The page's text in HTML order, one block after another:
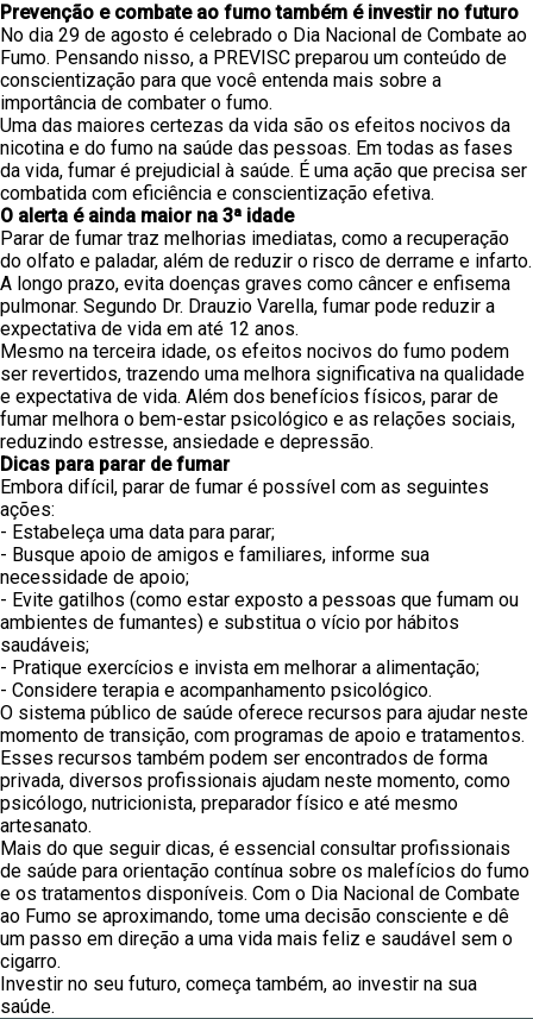
Prevenção e combate ao fumo também é investir no futuro
No dia 29 de agosto é celebrado o Dia Nacional de Combate ao
Fumo. Pensando nisso, a PREVISC preparou um conteúdo de
conscientização para que você entenda mais sobre a
importância de combater o fumo.
Uma das maiores certezas da vida são os efeitos nocivos da
nicotina e do fumo na saúde das pessoas. Em todas as fases
da vida, fumar é prejudicial à saúde. É uma ação que precisa ser
combatida com eficiência e conscientização efetiva.
O alerta é ainda maior na 3ª idade
Parar de fumar traz melhorias imediatas, como a recuperação
do olfato e paladar, além de reduzir o risco de derrame e infarto.
A longo prazo, evita doenças graves como câncer e enfisema
pulmonar. Segundo Dr. Drauzio Varella, fumar pode reduzir a
expectativa de vida em até 12 anos.
Mesmo na terceira idade, os efeitos nocivos do fumo podem
ser revertidos, trazendo uma melhora significativa na qualidade
e expectativa de vida. Além dos benefícios físicos, parar de
fumar melhora o bem-estar psicológico e as relações sociais,
reduzindo estresse, ansiedade e depressão.
Dicas para parar de fumar
Embora difícil, parar de fumar é possível com as seguintes
ações:
- Estabeleça uma data para parar;
- Busque apoio de amigos e familiares, informe sua
necessidade de apoio;
- Evite gatilhos (como estar exposto a pessoas que fumam ou
ambientes de fumantes) e substitua o vício por hábitos
saudáveis;
- Pratique exercícios e invista em melhorar a alimentação;
- Considere terapia e acompanhamento psicológico.
O sistema público de saúde oferece recursos para ajudar neste
momento de transição, com programas de apoio e tratamentos.
Esses recursos também podem ser encontrados de forma
privada, diversos profissionais ajudam neste momento, como
psicólogo, nutricionista, preparador físico e até mesmo
artesanato.
Mais do que seguir dicas, é essencial consultar profissionais
de saúde para orientação contínua sobre os malefícios do fumo
e os tratamentos disponíveis. Com o Dia Nacional de Combate
ao Fumo se aproximando, tome uma decisão consciente e dê
um passo em direção a uma vida mais feliz e saudável sem o
cigarro.
Investir no seu futuro, começa também, ao investir na sua
saúde.